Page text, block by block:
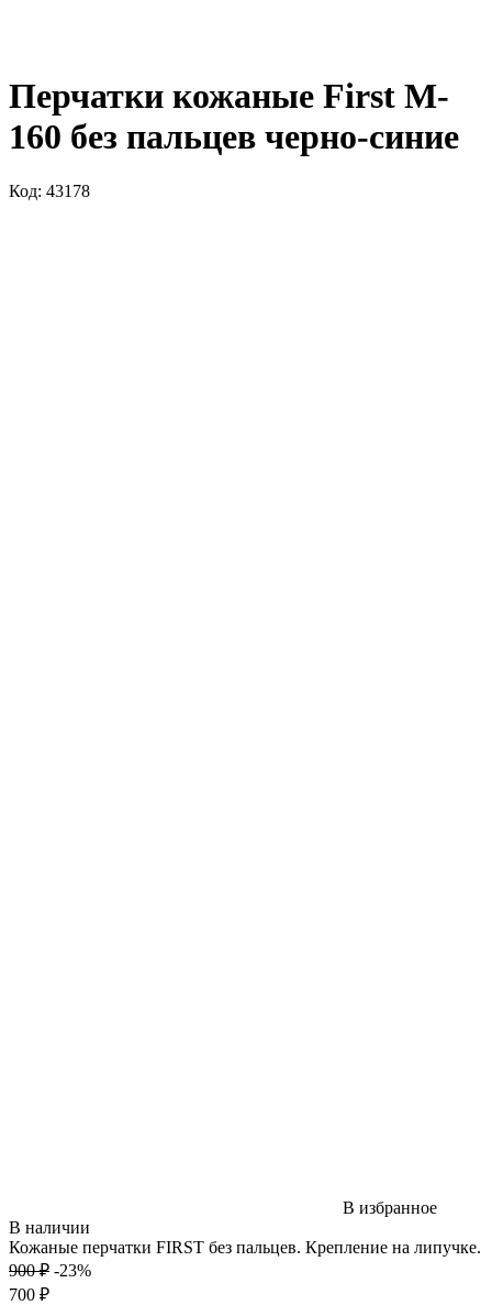
Перчатки кожаные First M-
160 без пальцев черно-синие
Код: 43178
В избранное
В наличии
Кожаные перчатки FIRST без пальцев. Крепление на липучке.
900 ₽ -23%
700 ₽